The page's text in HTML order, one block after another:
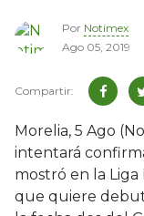
Por Notimex
Ago 05, 2019
Morelia, 5 Ago
intentará
mostró en la
que quiere